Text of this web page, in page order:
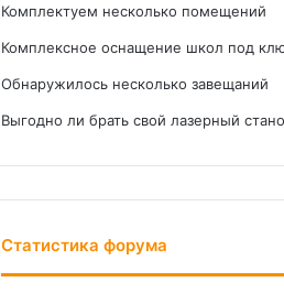
Комплектуем несколько помещений
Комплексное оснащение школ под
Обнаружилось несколько завещаний
Выгодно ли брать свой лазерный
Статистика форума